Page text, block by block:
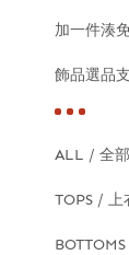
加一件湊
飾品選品
ALL / 全
TOPS / 上